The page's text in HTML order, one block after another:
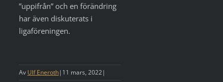
”uppifrån” och en förändring
har även diskuterats i
ligaföreningen.
Av Ulf Eneroth| 11 mars, 2022|